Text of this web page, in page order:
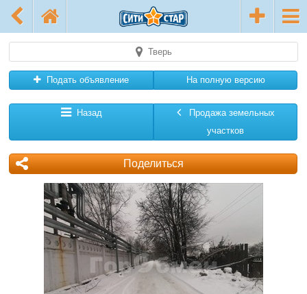
Тверь
Подать объявление На полную версию
Назад
Продажа земельных
участков
Поделиться